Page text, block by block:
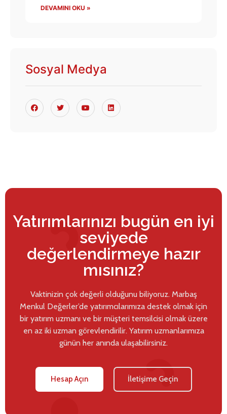
DEVAMINI OKU »
Sosyal Medya
Yatırımlarınızı bugün en iyi
seviyede
değerlendirmeye hazır
mısınız?
Vaktinizin çok değerli olduğunu biliyoruz. Marbaş
Menkul Değerler’de yatırımcılarımıza destek olmak için
bir yatırım uzmanı ve bir müşteri temsilcisi olmak üzere
en az iki uzman görevlendirilir. Yatırım uzmanlarımıza
günün her anında ulaşabilirsiniz.
Hesap Açın İletişime Geçin